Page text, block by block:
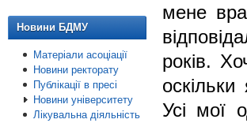
Новини БДМУ
Матеріали асоціації
Новини ректорату
Публікації в пресі
Новини університету
Лікувальна діяльність
мене
років.
Усі мої